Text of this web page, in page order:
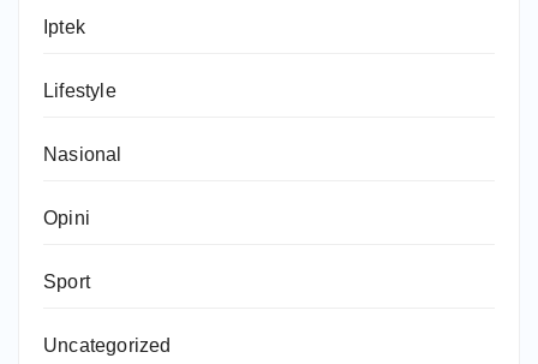
Iptek
Lifestyle
Nasional
Opini
Sport
Uncategorized